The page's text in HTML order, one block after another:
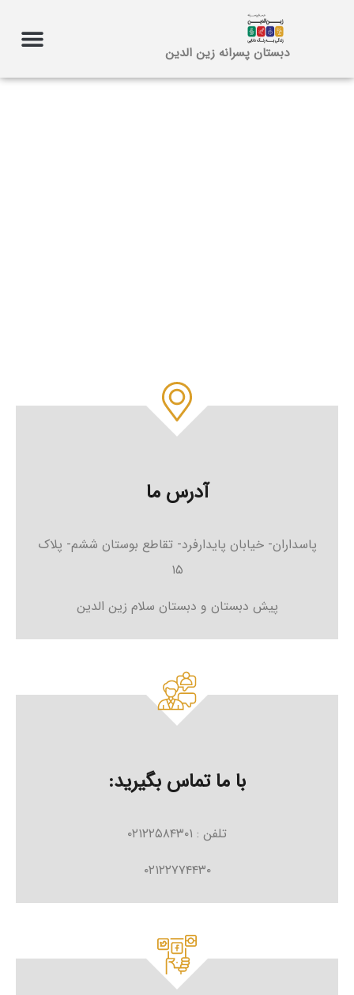
دبستان پسرانه زین الدین
آدرس ما
پاسداران- خیابان پایدارفرد- تقاطع بوستان ششم- پلاک
۱۵
پیش دبستان و دبستان سلام زین الدین
با ما تماس بگیرید:
تلفن : ۰۲۱۲۲۵۸۴۳۰۱
۰۲۱۲۲۷۷۴۴۳۰